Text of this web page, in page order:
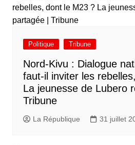
Politique Tribune
Nord-Kivu : Dialogue
faut-il inviter les
La jeunesse de Lubero
Tribune
La République 31 juillet